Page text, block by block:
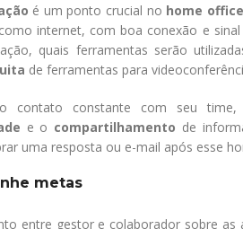
é um ponto crucial no home office
internet, com boa conexão e
quais ferramentas serão
de ferramentas para
contato constante com seu time,
e o compartilhamento de
uma resposta ou e-mail após esse
metas
entre gestor e colaborador sobre as